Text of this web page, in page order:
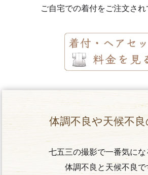
ご自宅での着付をご注文され
体調不良や天候不良
七五三の撮影で一番気にな
体調不良と天候不良で